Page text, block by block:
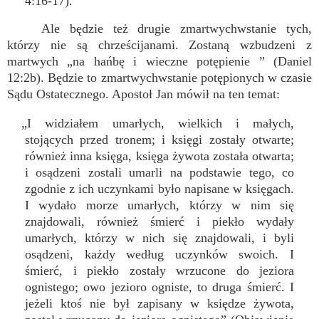
Ale będzie też drugie zmartwychwstanie tych,
którzy nie są chrześcijanami. Zostaną wzbudzeni z
martwych „na hańbę i wieczne potępienie ” (Daniel
12:2b). Będzie to zmartwychwstanie potępionych w czasie
Sądu Ostatecznego. Apostoł Jan mówił na ten temat:
„I widziałem umarłych, wielkich i małych,
stojących przed tronem; i księgi zostały otwarte;
również inna księga, księga żywota została otwarta;
i osądzeni zostali umarli na podstawie tego, co
zgodnie z ich uczynkami było napisane w księgach.
I wydało morze umarłych, którzy w nim się
znajdowali, również śmierć i piekło wydały
umarłych, którzy w nich się znajdowali, i byli
osądzeni, każdy według uczynków swoich. I
śmierć, i piekło zostały wrzucone do jeziora
ognistego; owo jezioro ogniste, to druga śmierć. I
jeżeli ktoś nie był zapisany w księdze żywota,